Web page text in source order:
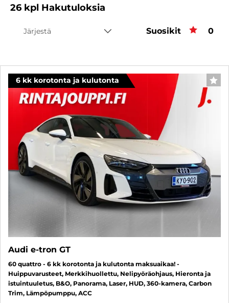
26 kpl Hakutuloksia
Järjestä Suosikit 0
6 kk korotonta ja kulutonta
Audi e-tron GT
60 quattro - 6 kk korotonta ja kulutonta maksuaikaa! -
Huippuvarusteet, Merkkihuollettu, Nelipyöräohjaus, Hieronta ja
istuintuuletus, B&O, Panorama, Laser, HUD, 360-kamera, Carbon
Trim, Lämpöpumppu, ACC